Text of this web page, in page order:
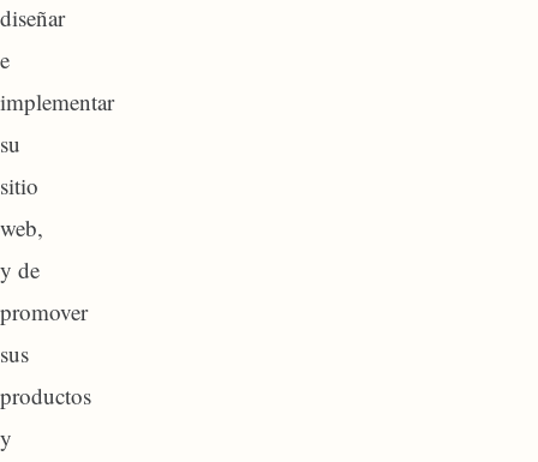
diseñar
e
implementar
su
sitio
web,
y de
promover
sus
productos
y